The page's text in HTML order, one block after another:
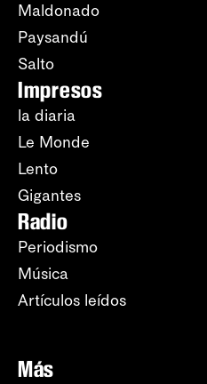
Maldonado
Paysandú
Salto
Impresos
la diaria
Le Monde
Lento
Gigantes
Radio
Periodismo
Música
Artículos leídos
Más